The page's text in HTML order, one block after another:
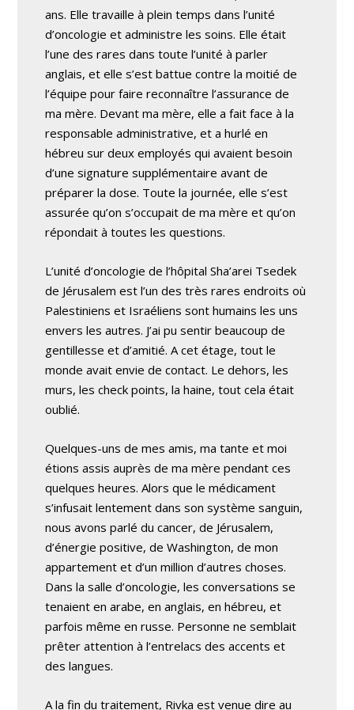
ans. Elle travaille à plein temps dans l’unité
d’oncologie et administre les soins. Elle était
l’une des rares dans toute l’unité à parler
anglais, et elle s’est battue contre la moitié de
l’équipe pour faire reconnaître l’assurance de
ma mère. Devant ma mère, elle a fait face à la
responsable administrative, et a hurlé en
hébreu sur deux employés qui avaient besoin
d’une signature supplémentaire avant de
préparer la dose. Toute la journée, elle s’est
assurée qu’on s’occupait de ma mère et qu’on
répondait à toutes les questions.
L’unité d’oncologie de l’hôpital Sha’arei Tsedek
de Jérusalem est l’un des très rares endroits où
Palestiniens et Israéliens sont humains les uns
envers les autres. J’ai pu sentir beaucoup de
gentillesse et d’amitié. A cet étage, tout le
monde avait envie de contact. Le dehors, les
murs, les check points, la haine, tout cela était
oublié.
Quelques-uns de mes amis, ma tante et moi
étions assis auprès de ma mère pendant ces
quelques heures. Alors que le médicament
s’infusait lentement dans son système sanguin,
nous avons parlé du cancer, de Jérusalem,
d’énergie positive, de Washington, de mon
appartement et d’un million d’autres choses.
Dans la salle d’oncologie, les conversations se
tenaient en arabe, en anglais, en hébreu, et
parfois même en russe. Personne ne semblait
prêter attention à l’entrelacs des accents et
des langues.
A la fin du traitement, Rivka est venue dire au